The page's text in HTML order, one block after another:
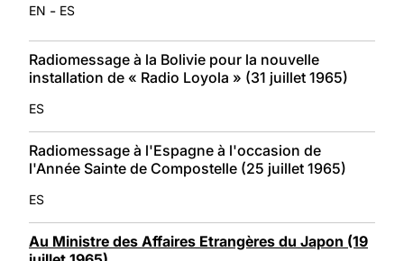
EN - ES
Radiomessage à la Bolivie pour la nouvelle
installation de « Radio Loyola » (31 juillet 1965)
ES
Radiomessage à l'Espagne à l'occasion de
l'Année Sainte de Compostelle (25 juillet 1965)
ES
Au Ministre des Affaires Etrangères du Japon (19